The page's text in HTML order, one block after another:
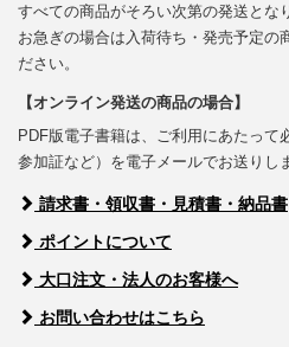
すべての商品がそろい次第の発送とな
お急ぎの場合は入荷待ち・発売予定の
ださい。
【オンライン発送の商品の場合】
PDF版電子書籍は、ご利用にあたって
参加証など）を電子メールでお送りし
請求書・領収書・見積書・納品書
ポイントについて
大口注文・法人のお客様へ
お問い合わせはこちら